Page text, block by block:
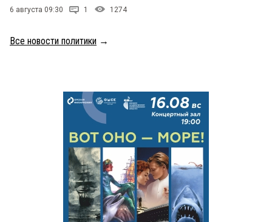
6 августа 09:30 1 1274
Все новости политики →